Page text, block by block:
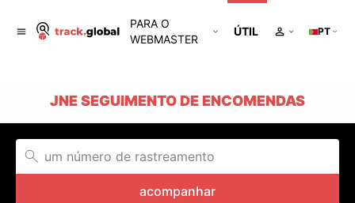
PARA O
WEBMASTER
ÚTIL PT
JNE SEGUIMENTO DE ENCOMENDAS
acompanhar